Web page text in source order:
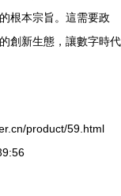
根本宗旨。這需要政
創新生態，讓數字時代
product/59.html